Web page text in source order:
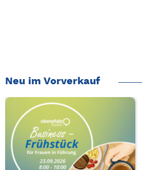
Neu im Vorverkauf